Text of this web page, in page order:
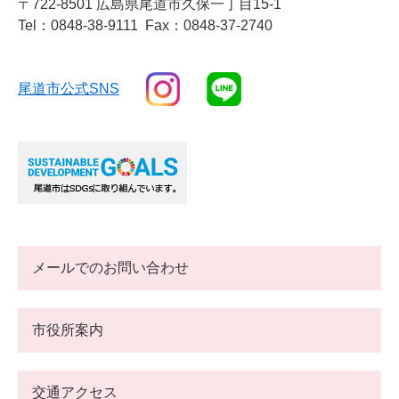
〒722-8501 広島県尾道市久保一丁目15-1
Tel：0848-38-9111
Fax：0848-37-2740
尾道市公式SNS
メールでのお問い合わせ
市役所案内
交通アクセス